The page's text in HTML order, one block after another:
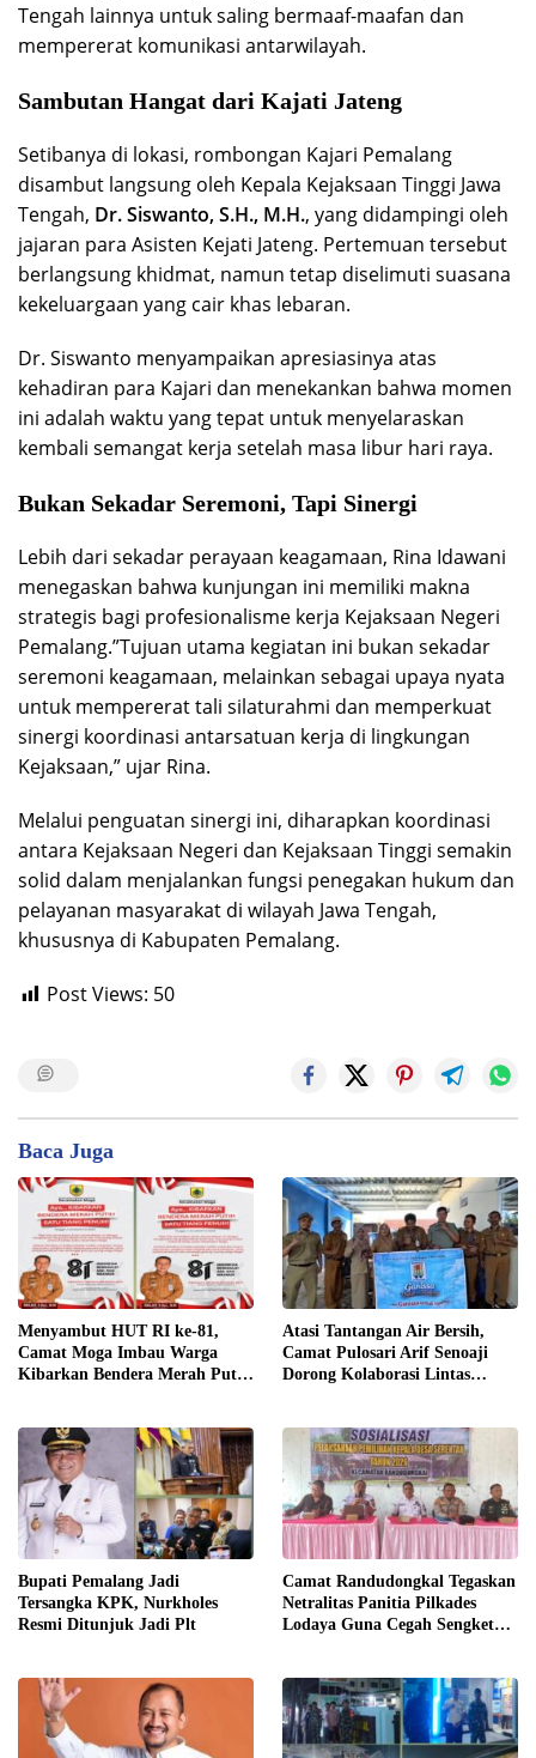
Tengah lainnya untuk saling bermaaf-maafan dan
mempererat komunikasi antarwilayah.
​Sambutan Hangat dari Kajati Jateng
​Setibanya di lokasi, rombongan Kajari Pemalang
disambut langsung oleh Kepala Kejaksaan Tinggi Jawa
Tengah, Dr. Siswanto, S.H., M.H., yang didampingi oleh
jajaran para Asisten Kejati Jateng. Pertemuan tersebut
berlangsung khidmat, namun tetap diselimuti suasana
kekeluargaan yang cair khas lebaran.
​Dr. Siswanto menyampaikan apresiasinya atas
kehadiran para Kajari dan menekankan bahwa momen
ini adalah waktu yang tepat untuk menyelaraskan
kembali semangat kerja setelah masa libur hari raya.
​Bukan Sekadar Seremoni, Tapi Sinergi
​Lebih dari sekadar perayaan keagamaan, Rina Idawani
menegaskan bahwa kunjungan ini memiliki makna
strategis bagi profesionalisme kerja Kejaksaan Negeri
Pemalang.​”Tujuan utama kegiatan ini bukan sekadar
seremoni keagamaan, melainkan sebagai upaya nyata
untuk mempererat tali silaturahmi dan memperkuat
sinergi koordinasi antarsatuan kerja di lingkungan
Kejaksaan,” ujar Rina.
​Melalui penguatan sinergi ini, diharapkan koordinasi
antara Kejaksaan Negeri dan Kejaksaan Tinggi semakin
solid dalam menjalankan fungsi penegakan hukum dan
pelayanan masyarakat di wilayah Jawa Tengah,
khususnya di Kabupaten Pemalang.
Post Views: 50
Baca Juga
​Menyambut HUT RI ke-81,
Camat Moga Imbau Warga
Kibarkan Bendera Merah Putih
​Atasi Tantangan Air Bersih,
Camat Pulosari Arif Senoaji
Dorong Kolaborasi Lintas
​Bupati Pemalang Jadi
Tersangka KPK, Nurkholes
Resmi Ditunjuk Jadi Plt
​Camat Randudongkal Tegaskan
Netralitas Panitia Pilkades
Lodaya Guna Cegah Sengketa